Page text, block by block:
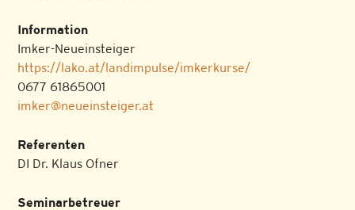
Information
Imker-Neueinsteiger
https://lako.at/landimpulse/imkerkurse/
0677 61865001
imker@neueinsteiger.at
Referenten
DI Dr. Klaus Ofner
Seminarbetreuer